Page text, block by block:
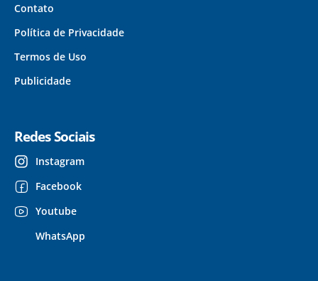
Contato
Política de Privacidade
Termos de Uso
Publicidade
Redes Sociais
Instagram
Facebook
Youtube
WhatsApp